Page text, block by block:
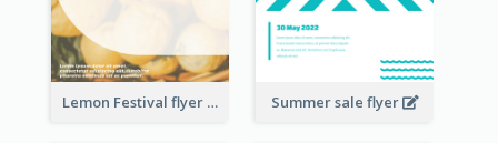
Lemon Festival flyer Summer sale flyer